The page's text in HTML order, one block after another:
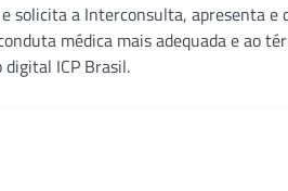
solicita a Interconsulta, apresenta e
médica mais adequada e ao
digital ICP Brasil.